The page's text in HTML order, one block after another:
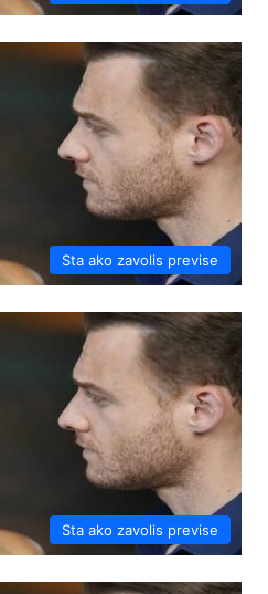
Sta ako zavolis previse
Sta ako zavolis previse